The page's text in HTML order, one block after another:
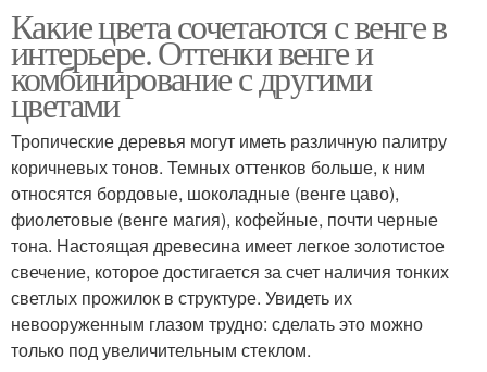
Какие цвета сочетаются с венге в
интерьере. Оттенки венге и
комбинирование с другими
цветами
Тропические деревья могут иметь различную палитру
коричневых тонов. Темных оттенков больше, к ним
относятся бордовые, шоколадные (венге цаво),
фиолетовые (венге магия), кофейные, почти черные
тона. Настоящая древесина имеет легкое золотистое
свечение, которое достигается за счет наличия тонких
светлых прожилок в структуре. Увидеть их
невооруженным глазом трудно: сделать это можно
только под увеличительным стеклом.